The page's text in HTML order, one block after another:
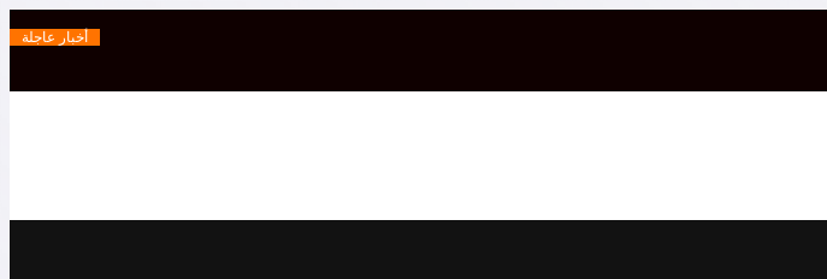
أخبار عاجلة